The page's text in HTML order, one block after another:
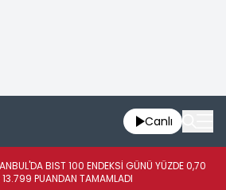
Canlı
BIST 100 ENDEKSİ GÜNÜ YÜZDE 0,70
13.799 PUANDAN TAMAMLADI